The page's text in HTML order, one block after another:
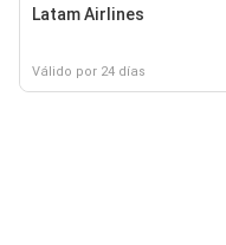
Latam Airlines
Válido por 24 días